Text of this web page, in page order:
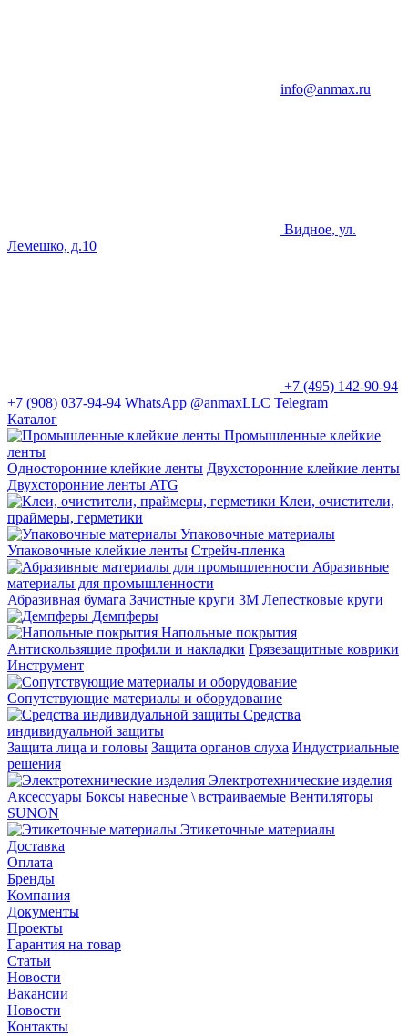
info@anmax.ru
Видное, ул.
Лемешко, д.10
+7 (495) 142-90-94
+7 (908) 037-94-94 WhatsApp @anmaxLLC Telegram
Каталог
Промышленные клейкие
ленты
Односторонние клейкие ленты Двухсторонние клейкие ленты
Двухсторонние ленты ATG
Клеи, очистители,
праймеры, герметики
Упаковочные материалы
Упаковочные клейкие ленты Стрейч-пленка
Абразивные
материалы для промышленности
Абразивная бумага Зачистные круги 3М Лепестковые круги
Демпферы
Напольные покрытия
Aнтискользящие профили и накладки Грязезащитные коврики
Инструмент
Сопутствующие материалы и оборудование
Средства
индивидуальной защиты
Защита лица и головы Защита органов слуха Индустриальные
решения
Электротехнические изделия
Аксессуары Боксы навесные \ встраиваемые Вентиляторы
SUNON
Этикеточные материалы
Доставка
Оплата
Бренды
Компания
Документы
Проекты
Гарантия на товар
Статьи
Новости
Вакансии
Новости
Контакты